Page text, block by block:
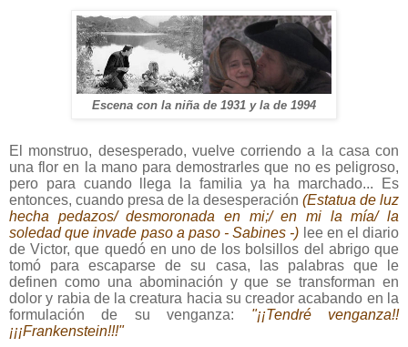
Escena con la niña de 1931 y la de 1994
El monstruo, desesperado, vuelve corriendo a la casa con
una flor en la mano para demostrarles que no es peligroso,
pero para cuando llega la familia ya ha marchado... Es
entonces, cuando presa de la desesperación (Estatua de luz
hecha pedazos/ desmoronada en mi;/ en mi la mía/ la
soledad que invade paso a paso - Sabines -) lee en el diario
de Victor, que quedó en uno de los bolsillos del abrigo que
tomó para escaparse de su casa, las palabras que le
definen como una abominación y que se transforman en
dolor y rabia de la creatura hacia su creador acabando en la
formulación de su venganza: "¡¡Tendré venganza!!
¡¡¡Frankenstein!!!"